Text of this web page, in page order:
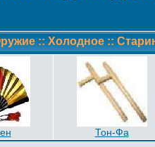
:: Холодное ::
Тон-Фа